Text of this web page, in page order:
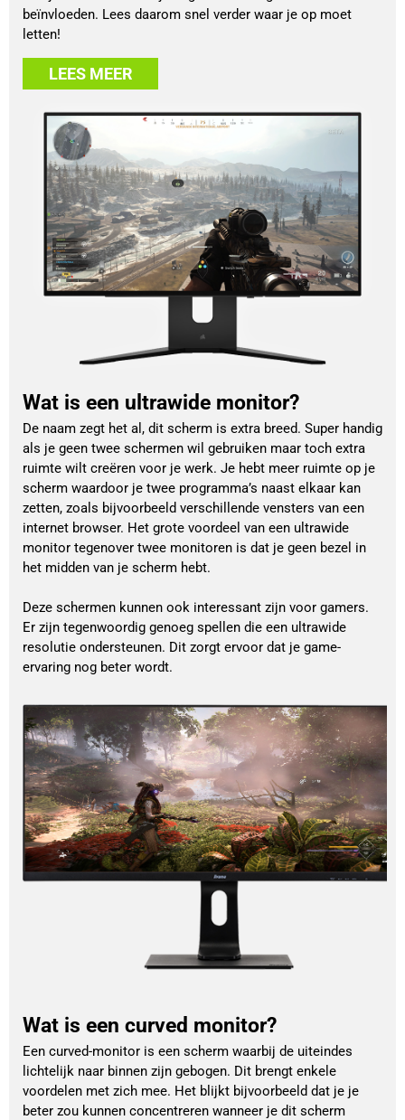
beïnvloeden. Lees daarom snel verder waar je op moet
letten!
LEES MEER
Wat is een ultrawide monitor?
De naam zegt het al, dit scherm is extra breed. Super handig
als je geen twee schermen wil gebruiken maar toch extra
ruimte wilt creëren voor je werk. Je hebt meer ruimte op je
scherm waardoor je twee programma’s naast elkaar kan
zetten, zoals bijvoorbeeld verschillende vensters van een
internet browser. Het grote voordeel van een ultrawide
monitor tegenover twee monitoren is dat je geen bezel in
het midden van je scherm hebt.
Deze schermen kunnen ook interessant zijn voor gamers.
Er zijn tegenwoordig genoeg spellen die een ultrawide
resolutie ondersteunen. Dit zorgt ervoor dat je game-
ervaring nog beter wordt.
Wat is een curved monitor?
Een curved-monitor is een scherm waarbij de uiteindes
lichtelijk naar binnen zijn gebogen. Dit brengt enkele
voordelen met zich mee. Het blijkt bijvoorbeeld dat je je
beter zou kunnen concentreren wanneer je dit scherm